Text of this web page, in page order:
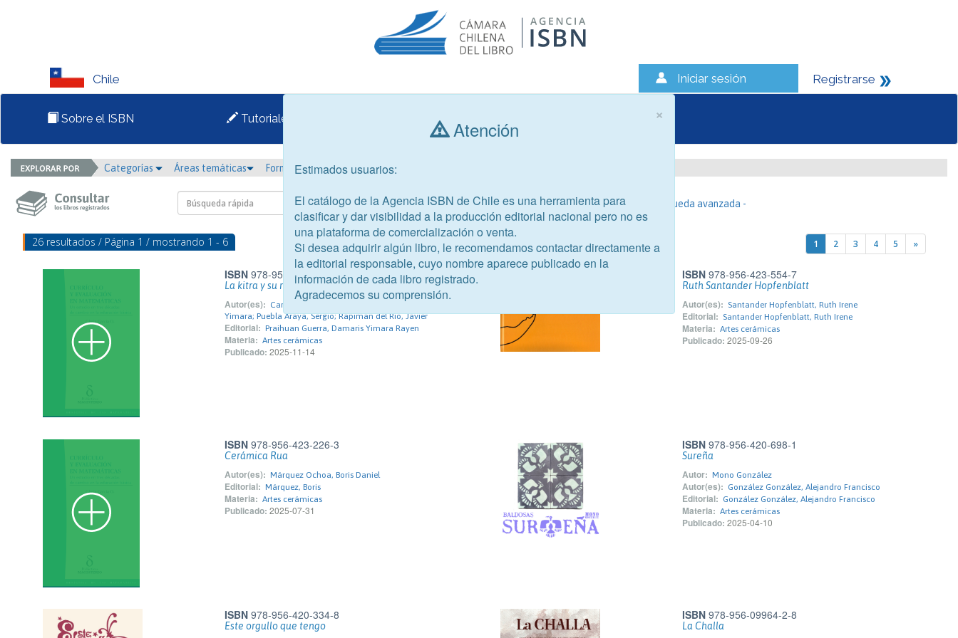
Chile Iniciar sesión Registrarse
Sobre el ISBN Tutoriales Consultar libros
Categorías Áreas temáticas Formato Año de publicación
- Búsqueda avanzada -
26 resultados / Página 1 / mostrando 1 - 6 1 2 3 4 5 »
ISBN 978-956-423-725-1
La kitra y su rol en el mapuche mongen
Autor(es): Cariman Punalef, Mariela; Praihuán Guerra,
Yimara; Puebla Araya, Sergio; Rapiman del Rio, Javier
Editorial: Praihuan Guerra, Damaris Yimara Rayen
Materia: Artes cerámicas
Publicado: 2025-11-14
ISBN 978-956-423-554-7
Ruth Santander Hopfenblatt
Autor(es): Santander Hopfenblatt, Ruth Irene
Editorial: Santander Hopfenblatt, Ruth Irene
Materia: Artes cerámicas
Publicado: 2025-09-26
ISBN 978-956-423-226-3
Cerámica Rua
Autor(es): Márquez Ochoa, Boris Daniel
Editorial: Márquez, Boris
Materia: Artes cerámicas
Publicado: 2025-07-31
ISBN 978-956-420-698-1
Sureña
Autor: Mono González
Autor(es): González González, Alejandro Francisco
Editorial: González González, Alejandro Francisco
Materia: Artes cerámicas
Publicado: 2025-04-10
ISBN 978-956-420-334-8
Este orgullo que tengo
ISBN 978-956-09964-2-8
La Challa
×
Atención
Estimados usuarios:
El catálogo de la Agencia ISBN de Chile es una herramienta para
clasificar y dar visibilidad a la producción editorial nacional pero no es
una plataforma de comercialización o venta.
Si desea adquirir algún libro, le recomendamos contactar directamente a
la editorial responsable, cuyo nombre aparece publicado en la
información de cada libro registrado.
Agradecemos su comprensión.